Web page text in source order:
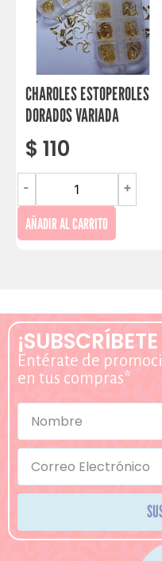
CHAROLES ESTOPEROLES
DORADOS VARIADA
$ 110
- +
AÑADIR AL CARRITO
Entérate de
en tus compras*